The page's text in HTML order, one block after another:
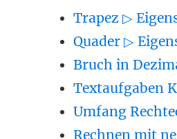
Trapez ▷
Quader ▷
Bruch in
Textaufgaben
Umfang
Rechnen mit